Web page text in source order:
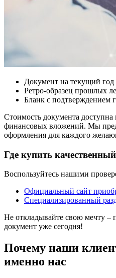
Документ на текущий год
Ретро-образец прошлых
Бланк с подтверждением
Стоимость документа доступна
финансовых вложений. Мы
оформления для каждого
Где купить
Воспользуйтесь нашими
Официальный сайт
Специализированный
Не откладывайте свою мечту –
документ уже сегодня!
Почему наши
именно нас